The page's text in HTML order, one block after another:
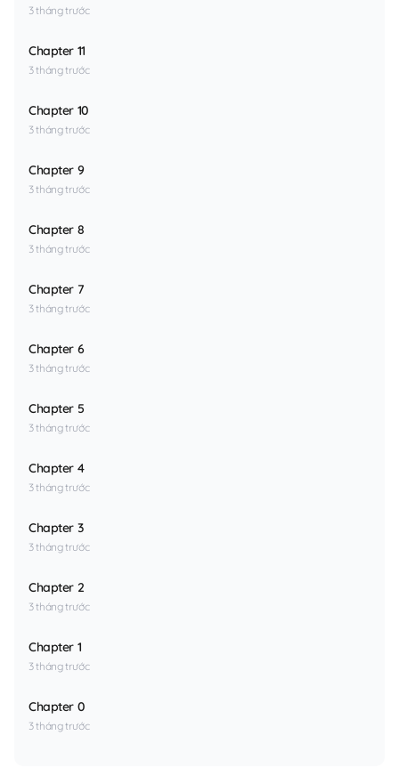
3 tháng trước
Chapter 11
3 tháng trước
Chapter 10
3 tháng trước
Chapter 9
3 tháng trước
Chapter 8
3 tháng trước
Chapter 7
3 tháng trước
Chapter 6
3 tháng trước
Chapter 5
3 tháng trước
Chapter 4
3 tháng trước
Chapter 3
3 tháng trước
Chapter 2
3 tháng trước
Chapter 1
3 tháng trước
Chapter 0
3 tháng trước